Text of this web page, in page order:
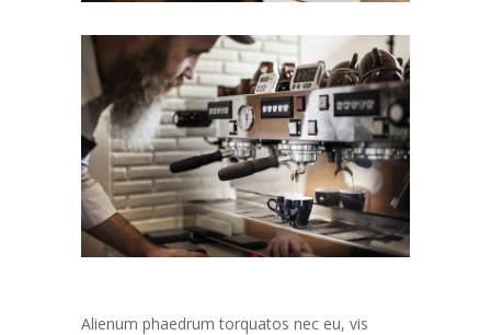
Alienum phaedrum torquatos nec eu, vis